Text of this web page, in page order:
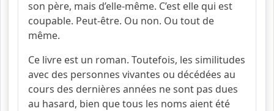
son père, mais d’elle-même. C’est elle qui est
coupable. Peut-être. Ou non. Ou tout de
même.
Ce livre est un roman. Toutefois, les similitudes
avec des personnes vivantes ou décédées au
cours des dernières années ne sont pas dues
au hasard, bien que tous les noms aient été